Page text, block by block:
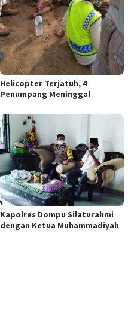
Helicopter Terjatuh, 4
Penumpang Meninggal
Kapolres Dompu Silaturahmi
dengan Ketua Muhammadiyah